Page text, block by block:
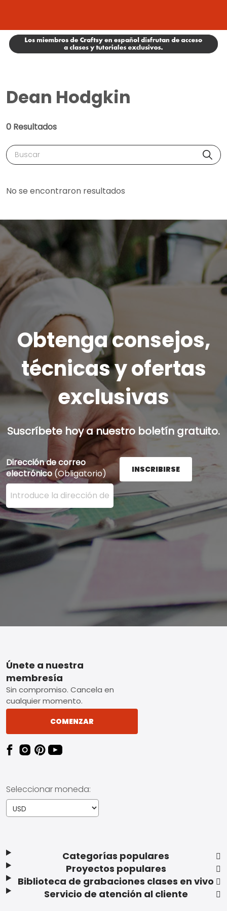
Dean Hodgkin
0 Resultados
Buscar
No se encontraron resultados
Obtenga consejos,
técnicas y ofertas
exclusivas
Suscríbete hoy a nuestro boletín gratuito.
Dirección de correo
electrónico (Obligatorio)
Ingrese su dirección de correo electrónico aquí y
INSCRIBIRSE
Footer
Categorías populares
Proyectos populares
Biblioteca de grabaciones clases en vivo
Servicio de atención al cliente
Únete a nuestra
membresía
Sin compromiso. Cancela en
cualquier momento.
COMENZAR
Seleccionar moneda: